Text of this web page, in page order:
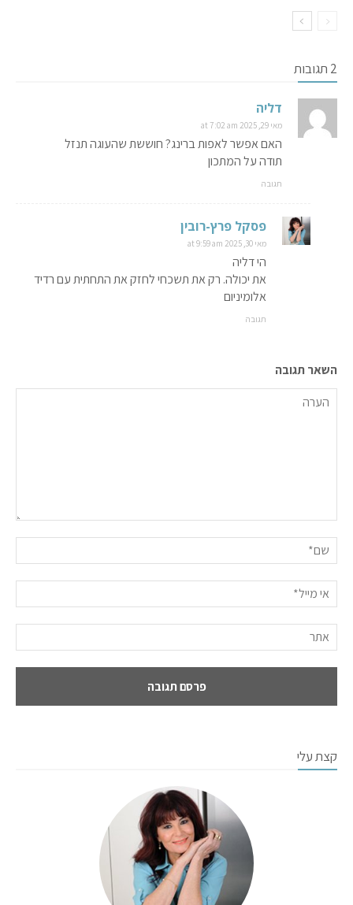
2 תגובות
דליה
מאי 29, 2025 at 7:02 am
האם אפשר לאפות ברינג? חוששת שהעוגה תנזל
תודה על המתכון
תגובה
פסקל פרץ-רובין
מאי 30, 2025 at 9:59 am
הי דליה
את יכולה. רק את תשכחי לחזק את התחתית עם רדיד
אלומיניום
תגובה
השאר תגובה
קצת עלי